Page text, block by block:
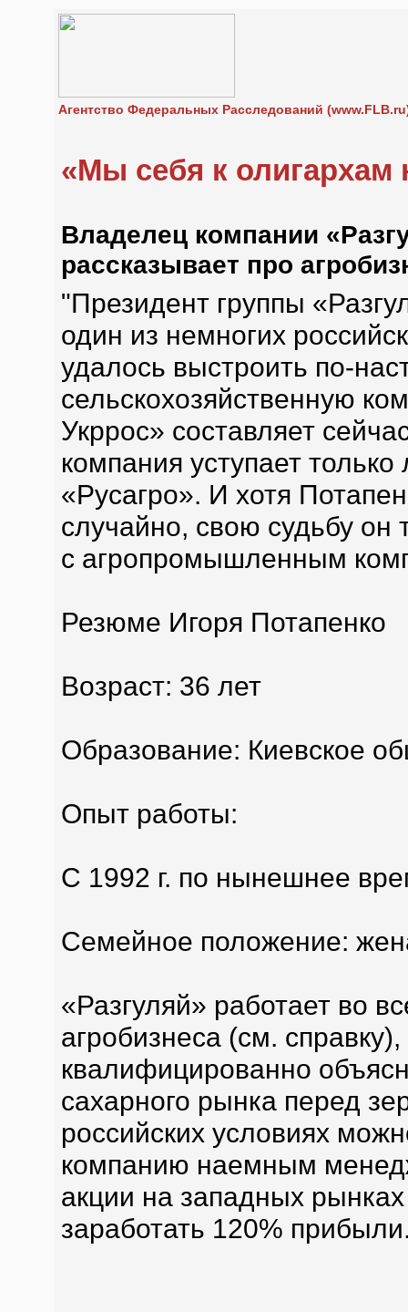
Агентство Федеральных Расследований
«Мы себя к олигархам
Владелец компании
рассказывает про
"Президент группы
один из немногих
удалось выстроить по-
сельскохозяйственную
Укррос» составляет
компания уступает
«Русагро». И хотя
случайно, свою судьбу он
с агропромышленным
Резюме Игоря Потапенко
Возраст: 36 лет
Образование: Киевское
Опыт работы:
С 1992 г. по нынешнее
Семейное положение:
«Разгуляй» работает во
агробизнеса (см.
квалифицированно
сахарного рынка перед
российских условиях
компанию наемным
акции на западных
заработать 120%